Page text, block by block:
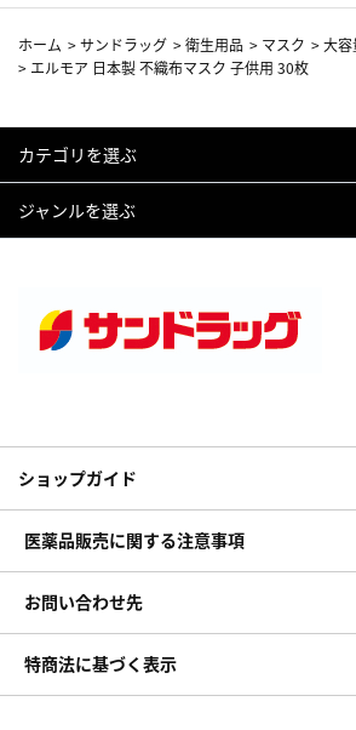
ホーム >サンドラッグ >衛生用品 > マスク >大容
> エルモア 日本製 不織布マスク 子供用 30枚
カテゴリを選ぶ
ジャンルを選ぶ
ショップガイド
医薬品販売に関する注意事項
お問い合わせ先
特商法に基づく表示